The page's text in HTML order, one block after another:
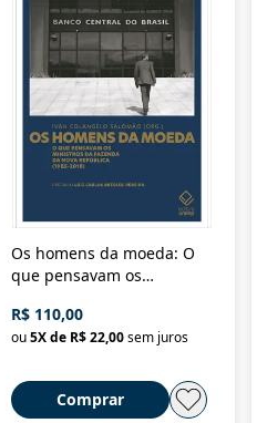
Os homens da moeda: O
que pensavam os
Nova República (1985-
2018)
R$ 110,00
ou5X de R$ 22,00sem juros
Comprar